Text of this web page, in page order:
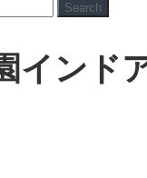
Search
インド